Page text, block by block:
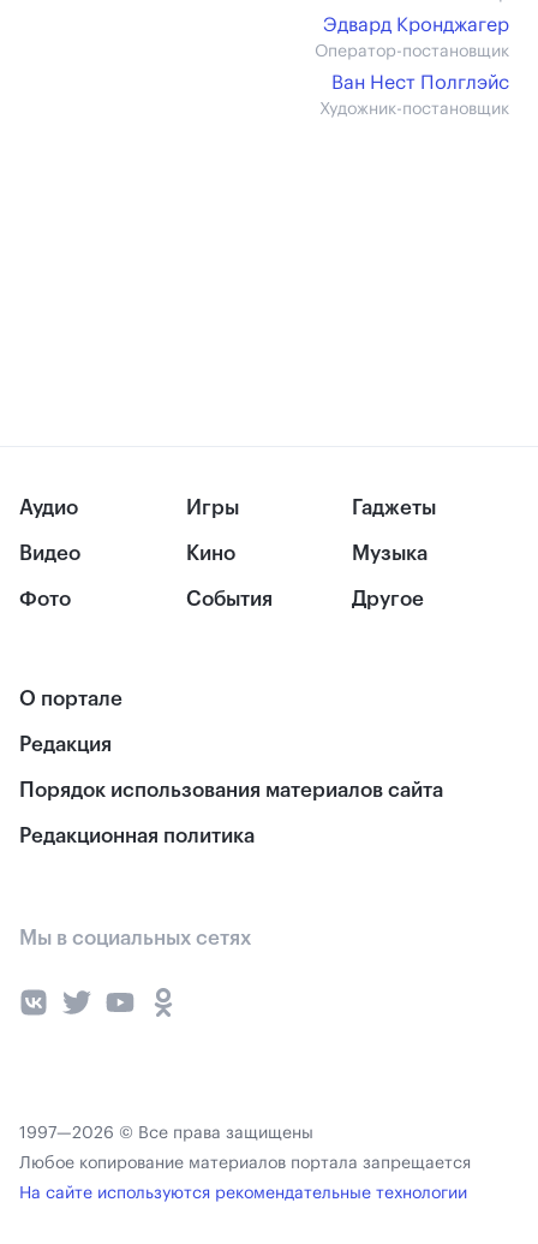
Эдвард Кронджагер
Оператор-постановщик
Ван Нест Полглэйс
Художник-постановщик
Аудио
Видео
Фото
Игры
Кино
События
Гаджеты
Музыка
Другое
О портале
Редакция
Порядок использования материалов сайта
Редакционная политика
Мы в социальных сетях
1997—2026 © Все права защищены
Любое копирование материалов портала запрещается
На сайте используются рекомендательные технологии